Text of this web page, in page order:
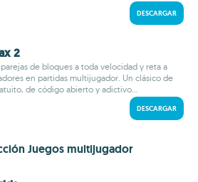
DESCARGAR
2
de bloques a toda velocidad y reta a
en partidas multijugador. Un clásico de
de código abierto y adictivo...
DESCARGAR
Juegos multijugador